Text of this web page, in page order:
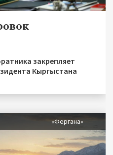
закрепляет
Кыргыстана
«Фергана»